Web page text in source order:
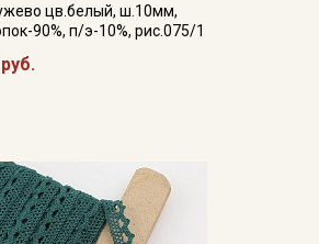
цв.белый, ш.10мм,
90%, п/э-10%, рис.075/1